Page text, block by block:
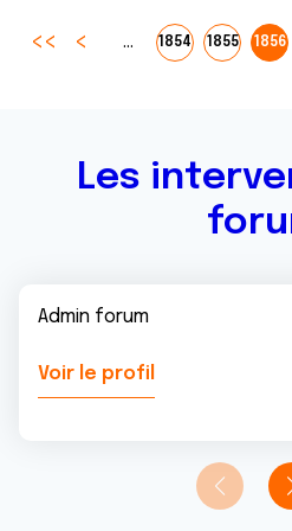
… 1854 1855 1856
Les
Admin forum
Voir le profil